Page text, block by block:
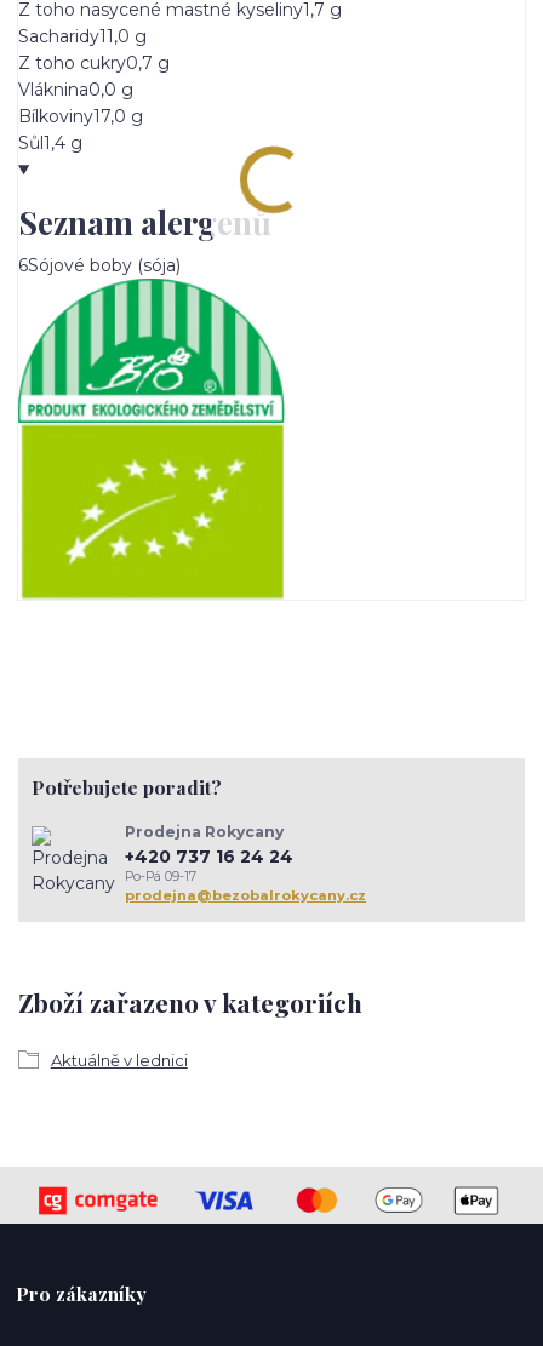
Z toho nasycené mastné kyseliny1,7 g
Sacharidy11,0 g
Z toho cukry0,7 g
Vláknina0,0 g
Bílkoviny17,0 g
Sůl1,4 g
Seznam alergenů
6Sójové boby (sója)
Zboží zařazeno v kategoriích
Aktuálně v lednici
Potřebujete poradit?
Prodejna Rokycany
+420 737 16 24 24
Po-Pá 09-17
prodejna@bezobalrokycany.cz
Pro zákazníky